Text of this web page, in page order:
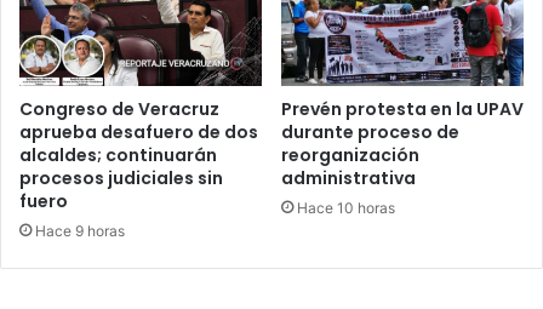
Congreso de Veracruz
aprueba desafuero de dos
alcaldes; continuarán
procesos judiciales sin
fuero
Hace 9 horas
Prevén protesta en la UPAV
durante proceso de
reorganización
administrativa
Hace 10 horas